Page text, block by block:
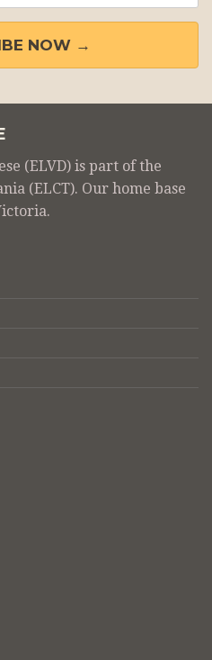
NOW →
(ELVD) is part of the
(ELCT). Our home base